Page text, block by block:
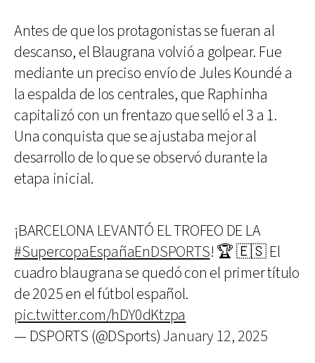
Antes de que los protagonistas se fueran al
descanso, el Blaugrana volvió a golpear. Fue
mediante un preciso envío de Jules Koundé a
la espalda de los centrales, que Raphinha
capitalizó con un frentazo que selló el 3 a 1.
Una conquista que se ajustaba mejor al
desarrollo de lo que se observó durante la
etapa inicial.
¡BARCELONA LEVANTÓ EL TROFEO DE LA
#SupercopaEspañaEnDSPORTS! 🏆 🇪🇸 El
cuadro blaugrana se quedó con el primer título
de 2025 en el fútbol español.
pic.twitter.com/hDY0dKtzpa
— DSPORTS (@DSports) January 12, 2025